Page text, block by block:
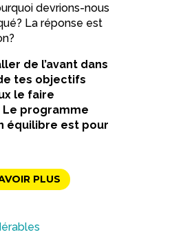
devrions-nous
La réponse est
de l’avant dans
tes objectifs
le faire
Le programme
équilibre est pour
PLUS